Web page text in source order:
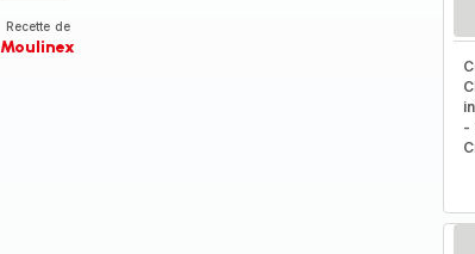
Recette de
Moulinex
-